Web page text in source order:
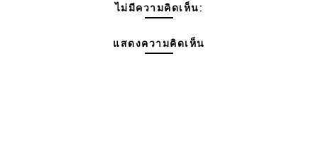
ไม่มีความคิดเห็น:
แสดงความคิดเห็น